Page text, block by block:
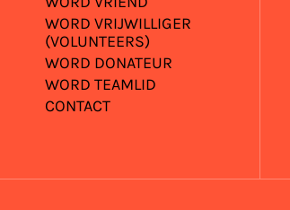
WORD VRIJWILLIGER
(VOLUNTEERS)
WORD DONATEUR
WORD TEAMLID
CONTACT